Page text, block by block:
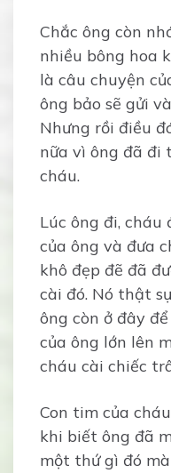
Chắc ông còn
nhiều bông hoa
là câu chuyện
ông bảo sẽ gửi
Nhưng rồi điều
nữa vì ông đã đi
cháu.
Lúc ông đi,
của ông và đưa
khô đẹp đẽ đã
cài đó. Nó thật
ông còn ở đây
của ông lớn lên
cháu cài chiếc
Con tim của
khi biết ông đã
một thứ gì đó